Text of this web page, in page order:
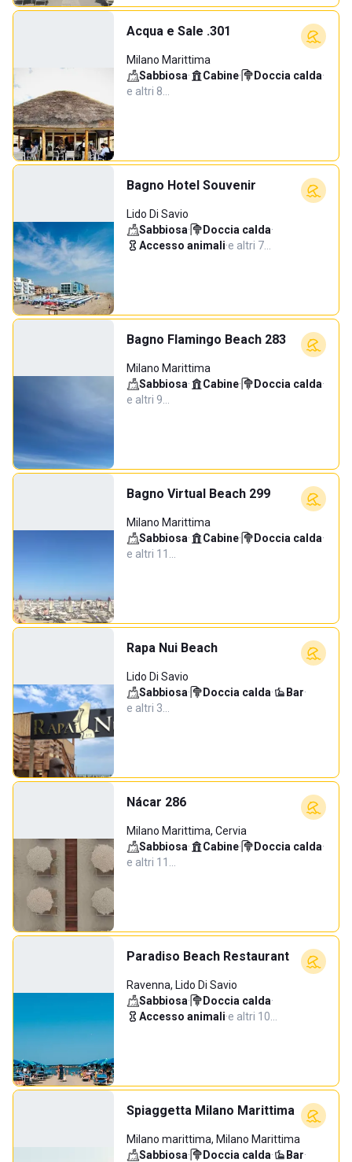
Acqua e Sale .301
Milano Marittima
Sabbiosa· Cabine· Doccia calda·
e altri 8…
Bagno Hotel Souvenir
Lido Di Savio
Sabbiosa· Doccia calda·
Accesso animali·e altri 7…
Bagno Flamingo Beach 283
Milano Marittima
Sabbiosa· Cabine· Doccia calda·
e altri 9…
Bagno Virtual Beach 299
Milano Marittima
Sabbiosa· Cabine· Doccia calda·
e altri 11…
Rapa Nui Beach
Lido Di Savio
Sabbiosa· Doccia calda· Bar·
e altri 3…
Nácar 286
Milano Marittima, Cervia
Sabbiosa· Cabine· Doccia calda·
e altri 11…
Paradiso Beach Restaurant
Ravenna, Lido Di Savio
Sabbiosa· Doccia calda·
Accesso animali·e altri 10…
Spiaggetta Milano Marittima
Milano marittima, Milano Marittima
Sabbiosa· Doccia calda· Bar·